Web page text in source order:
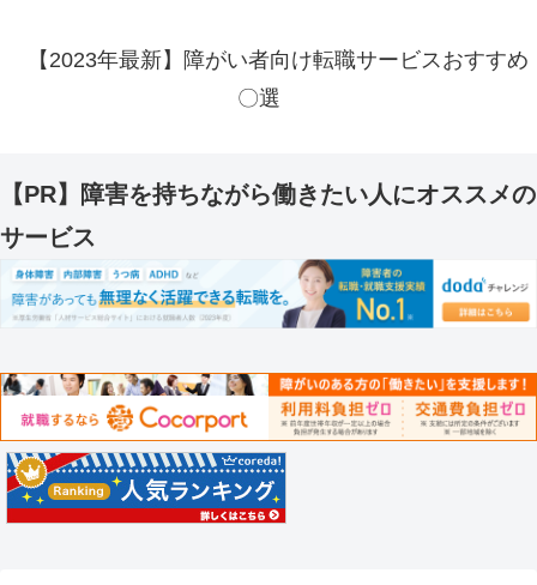
【2023年最新】障がい者向け転職サービスおすすめ
〇選
【PR】障害を持ちながら働きたい人にオススメの
サービス